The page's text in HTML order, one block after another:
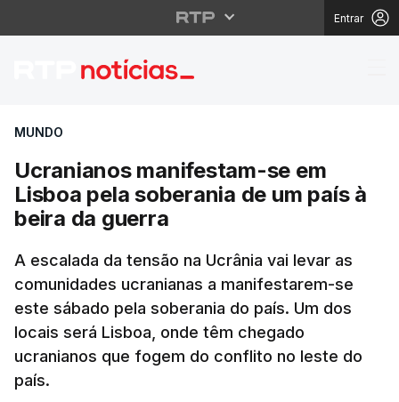
Entrar
Ucranianos
MUNDO
Ucranianos manifestam-se em
Lisboa pela soberania de um país à
beira da guerra
A escalada da tensão na Ucrânia vai levar as
comunidades ucranianas a manifestarem-se
este sábado pela soberania do país. Um dos
locais será Lisboa, onde têm chegado
ucranianos que fogem do conflito no leste do
país.